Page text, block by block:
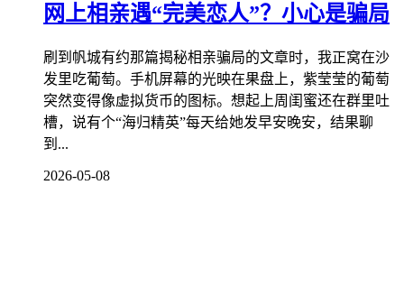
网上相亲遇“完美恋人”？小心是骗局
刷到帆城有约那篇揭秘相亲骗局的文章时，我正窝在沙
发里吃葡萄。手机屏幕的光映在果盘上，紫莹莹的葡萄
突然变得像虚拟货币的图标。想起上周闺蜜还在群里吐
槽，说有个“海归精英”每天给她发早安晚安，结果聊
到...
2026-05-08